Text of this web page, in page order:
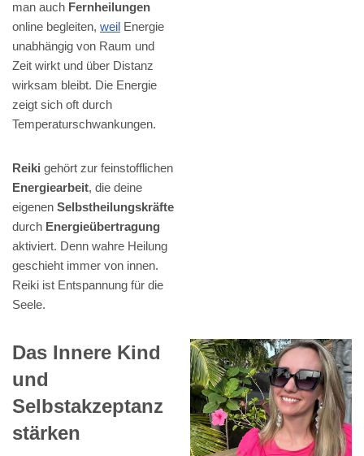
man auch Fernheilungen
online begleiten, weil Energie
unabhängig von Raum und
Zeit wirkt und über Distanz
wirksam bleibt. Die Energie
zeigt sich oft durch
Temperaturschwankungen.
Reiki gehört zur feinstofflichen
Energiearbeit, die deine
eigenen Selbstheilungskräfte
durch Energieübertragung
aktiviert. Denn wahre Heilung
geschieht immer von innen.
Reiki ist Entspannung für die
Seele.
Das Innere Kind
und
Selbstakzeptanz
stärken